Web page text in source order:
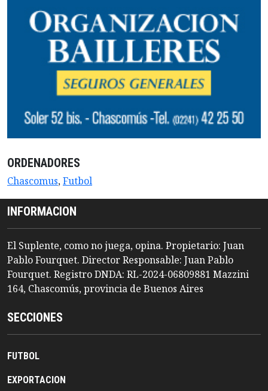
ORDENADORES
Chascomus,Futbol
INFORMACION
El Suplente, como no juega, opina. Propietario: Juan
Pablo Fourquet. Director Responsable: Juan Pablo
Fourquet. Registro DNDA: RL-2024-06809881 Mazzini
164, Chascomús, provincia de Buenos Aires
SECCIONES
FUTBOL
EXPORTACION